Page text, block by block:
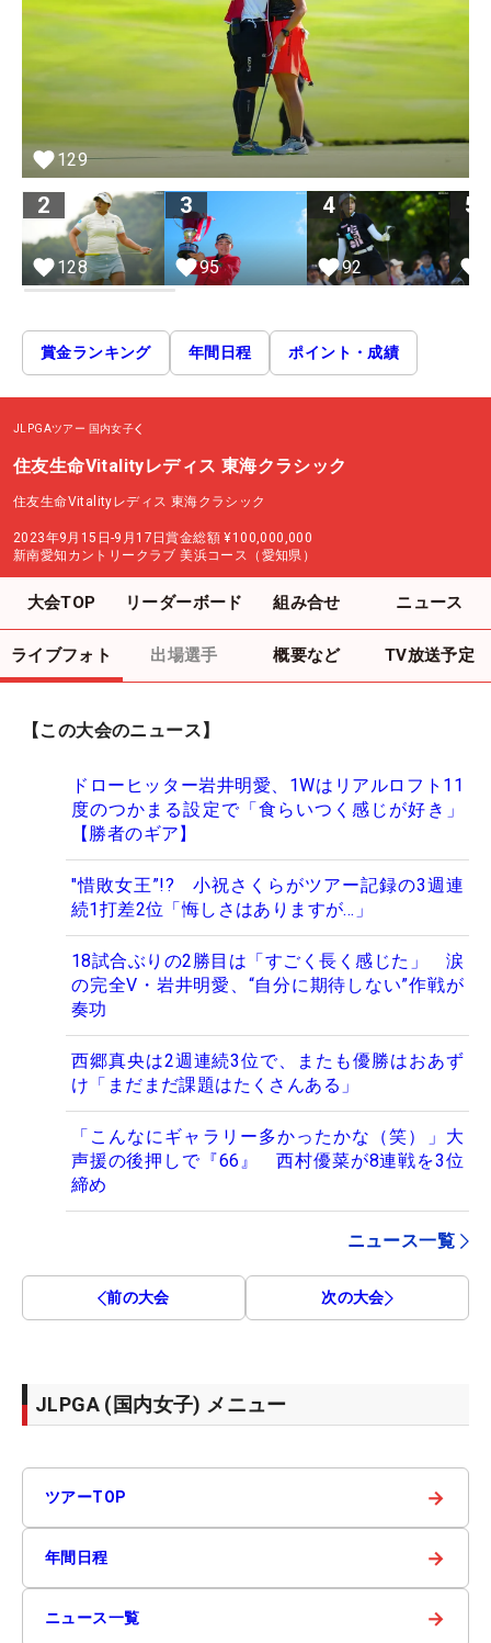
129
2
128
3
95
4
92
5
賞金ランキング 年間日程 ポイント・成績
JLPGAツアー 国内女子
住友生命Vitalityレディス 東海クラシック
住友生命Vitalityレディス 東海クラシック
2023年9月15日-9月17日賞金総額 ¥100,000,000
新南愛知カントリークラブ 美浜コース（愛知県）
大会TOP リーダーボード 組み合せ ニュース
ライブフォト 出場選手 概要など TV放送予定
【この大会のニュース】
ドローヒッター岩井明愛、1Wはリアルロフト11
度のつかまる設定で「食らいつく感じが好き」
【勝者のギア】
"惜敗女王”!? 小祝さくらがツアー記録の3週連
続1打差2位「悔しさはありますが…」
18試合ぶりの2勝目は「すごく長く感じた」 涙
の完全V・岩井明愛、“自分に期待しない”作戦が
奏功
西郷真央は2週連続3位で、またも優勝はおあず
け「まだまだ課題はたくさんある」
「こんなにギャラリー多かったかな（笑）」大
声援の後押しで『66』 西村優菜が8連戦を3位
締め
ニュース一覧
前の大会 次の大会
JLPGA (国内女子) メニュー
ツアーTOP →
年間日程 →
ニュース一覧 →